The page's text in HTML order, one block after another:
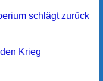
schlägt zurück
Krieg